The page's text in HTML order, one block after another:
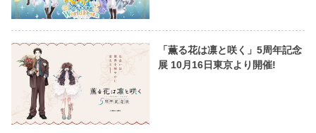
「薫る花は凛と咲く」5周年記念
展 10月16日東京より開催!